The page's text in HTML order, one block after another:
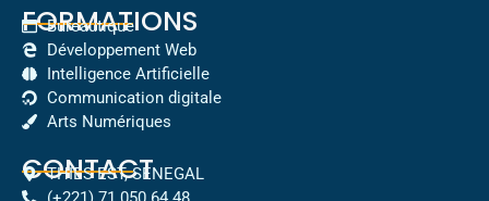
FORMATIONS
Bureautique
Développement Web
Intelligence Artificielle
Communication digitale
Arts Numériques
CONTACT
THIES EST, SENEGAL